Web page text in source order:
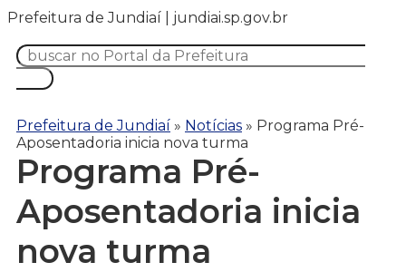
Prefeitura de Jundiaí | jundiai.sp.gov.br
Prefeitura de Jundiaí » Notícias » Programa Pré-
Aposentadoria inicia nova turma
Programa Pré-
Aposentadoria inicia
nova turma